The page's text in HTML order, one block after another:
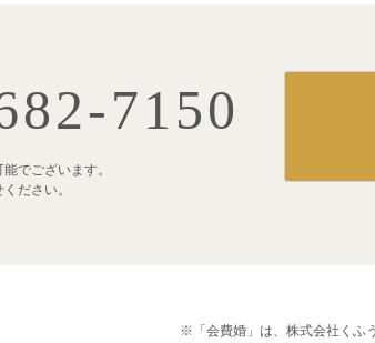
7150
でございます。
ださい。
※「会費婚」は、株式会社くふ